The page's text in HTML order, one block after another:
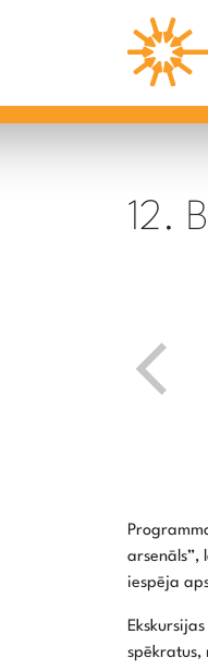
12.
arsenāls”,
iespēja
spēkratus,